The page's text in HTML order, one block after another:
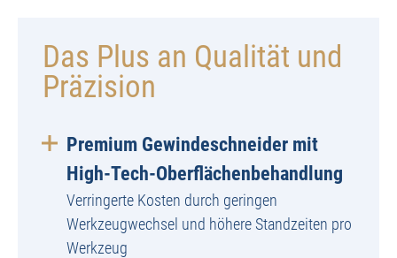
Das Plus an Qualität und
Präzision
Premium Gewindeschneider mit
High-Tech-Oberflächenbehandlung
Verringerte Kosten durch geringen
Werkzeugwechsel und höhere Standzeiten pro
Werkzeug